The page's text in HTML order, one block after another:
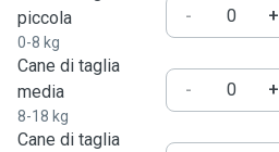
piccola
0-8 kg
- +
Cane di taglia
media
8-18 kg
- +
Cane di taglia